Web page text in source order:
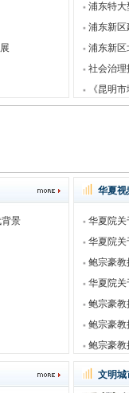
浦东特大
浦东新区
浦东新区
社会治理
《昆明
景
华夏视
华夏院关
华夏院关
鲍宗豪教
华夏院关
鲍宗豪教
鲍宗豪教
鲍宗豪教
文明城